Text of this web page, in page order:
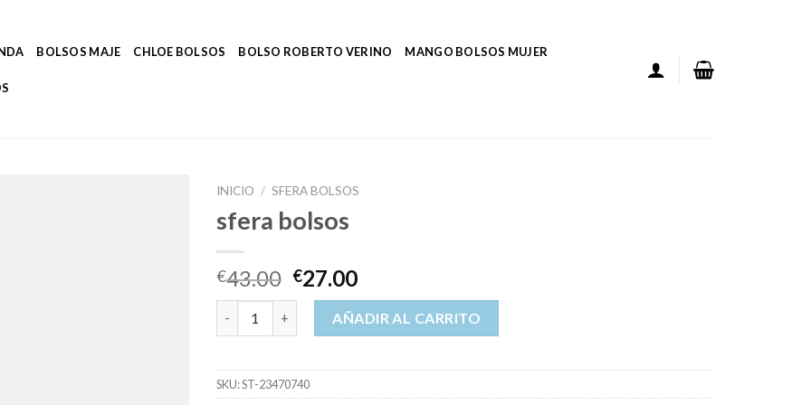
BOLSOS MAJE CHLOE BOLSOS BOLSO ROBERTO VERINO MANGO BOLSOS MUJER
INICIO / SFERA BOLSOS
sfera bolsos
€43.00 €27.00
sfera bolsos cantidadAÑADIR AL CARRITO
SKU:ST-23470740